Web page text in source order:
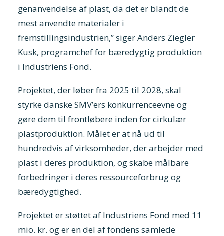
genanvendelse af plast, da det er blandt de
mest anvendte materialer i
fremstillingsindustrien,” siger Anders Ziegler
Kusk, programchef for bæredygtig produktion
i Industriens Fond.
Projektet, der løber fra 2025 til 2028, skal
styrke danske SMV’ers konkurrenceevne og
gøre dem til frontløbere inden for cirkulær
plastproduktion. Målet er at nå ud til
hundredvis af virksomheder, der arbejder med
plast i deres produktion, og skabe målbare
forbedringer i deres ressourceforbrug og
bæredygtighed.
Projektet er støttet af Industriens Fond med 11
mio. kr. og er en del af fondens samlede